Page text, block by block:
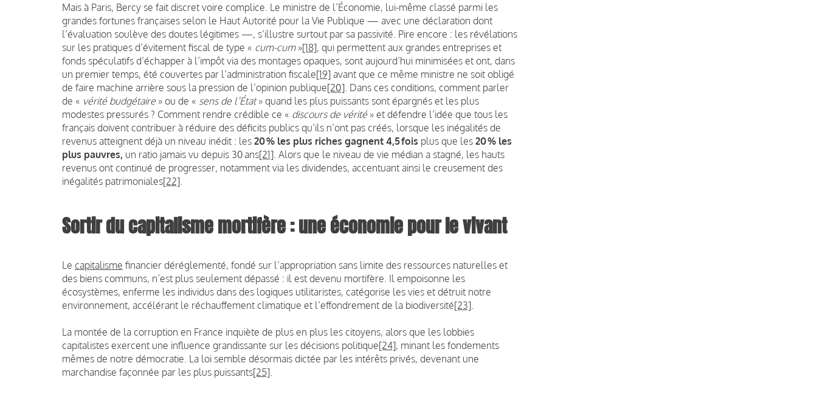
Mais à Paris, Bercy se fait discret voire complice. Le ministre de l’Économie, lui-même classé parmi les
grandes fortunes françaises selon le Haut Autorité pour la Vie Publique — avec une déclaration dont
l’évaluation soulève des doutes légitimes —, s’illustre surtout par sa passivité. Pire encore : les révélations
sur les pratiques d’évitement fiscal de type « cum-cum»[18], qui permettent aux grandes entreprises et
fonds spéculatifs d’échapper à l’impôt via des montages opaques, sont aujourd’hui minimisées et ont, dans
un premier temps, été couvertes par l’administration fiscale[19] avant que ce même ministre ne soit obligé
de faire machine arrière sous la pression de l’opinion publique[20] . Dans ces conditions, comment parler
de « vérité budgétaire » ou de « sens de l’État» quand les plus puissants sont épargnés et les plus
modestes pressurés ? Comment rendre crédible ce « discours de vérité» et défendre l’idée que tous les
français doivent contribuer à réduire des déficits publics qu’ils n’ont pas créés, lorsque les inégalités de
revenus atteignent déjà un niveau inédit : les 20 % les plus riches gagnent 4,5 fois plus que les 20 % les
plus pauvres, un ratio jamais vu depuis 30 ans[21] . Alors que le niveau de vie médian a stagné, les hauts
revenus ont continué de progresser, notamment via les dividendes, accentuant ainsi le creusement des
inégalités patrimoniales[22]
Sortir du capitalisme mortifère : une économie pour le vivant
Le capitalisme financier déréglementé, fondé sur l’appropriation sans limite des ressources naturelles et
des biens communs, n’est plus seulement dépassé : il est devenu mortifère. Il empoisonne les
écosystèmes, enferme les individus dans des logiques utilitaristes, catégorise les vies et détruit notre
environnement, accélérant le réchauffement climatique et l’effondrement de la biodiversité[23]
La montée de la corruption en France inquiète de plus en plus les citoyens, alors que les lobbies
capitalistes exercent une influence grandissante sur les décisions politique[24], minant les fondements
mêmes de notre démocratie. La loi semble désormais dictée par les intérêts privés, devenant une
marchandise façonnée par les plus puissants[25]